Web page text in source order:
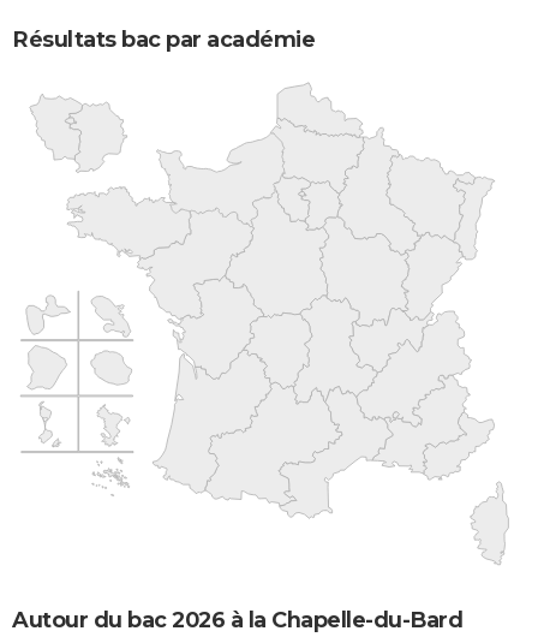
Résultats bac par académie
Autour du bac 2026 à la Chapelle-du-Bard